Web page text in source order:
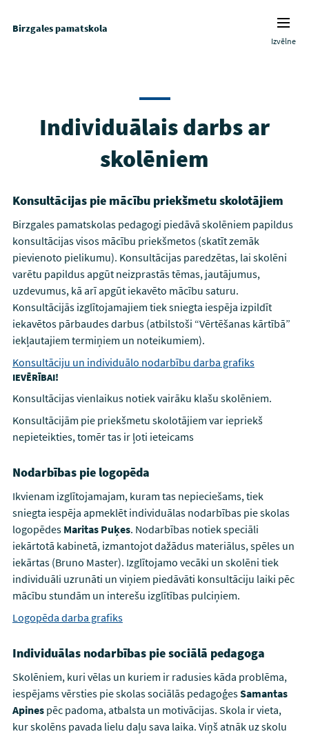
Birzgales pamatskola
Izvēlne
Individuālais darbs ar
skolēniem
Konsultācijas pie mācību priekšmetu skolotājiem
Birzgales pamatskolas pedagogi piedāvā skolēniem papildus
konsultācijas visos mācību priekšmetos (skatīt zemāk
pievienoto pielikumu). Konsultācijas paredzētas, lai skolēni
varētu papildus apgūt neizprastās tēmas, jautājumus,
uzdevumus, kā arī apgūt iekavēto mācību saturu.
Konsultācijās izglītojamajiem tiek sniegta iespēja izpildīt
iekavētos pārbaudes darbus (atbilstoši “Vērtēšanas kārtībā”
iekļautajiem termiņiem un noteikumiem).
Konsultāciju un individuālo nodarbību darba grafiks
IEVĒRĪBAI!
Konsultācijas vienlaikus notiek vairāku klašu skolēniem.
Konsultācijām pie priekšmetu skolotājiem var iepriekš
nepieteikties, tomēr tas ir ļoti ieteicams
Nodarbības pie logopēda
Ikvienam izglītojamajam, kuram tas nepieciešams, tiek
sniegta iespēja apmeklēt individuālas nodarbības pie skolas
logopēdes Maritas Puķes. Nodarbības notiek speciāli
iekārtotā kabinetā, izmantojot dažādus materiālus, spēles un
iekārtas (Bruno Master). Izglītojamo vecāki un skolēni tiek
individuāli uzrunāti un viņiem piedāvāti konsultāciju laiki pēc
mācību stundām un interešu izglītības pulciņiem.
Logopēda darba grafiks
Individuālas nodarbības pie sociālā pedagoga
Skolēniem, kuri vēlas un kuriem ir radusies kāda problēma,
iespējams vērsties pie skolas sociālās pedagoģesSamantas
Apinespēc padoma, atbalsta un motivācijas. Skola ir vieta,
kur skolēns pavada lielu daļu sava laika. Viņš atnāk uz skolu